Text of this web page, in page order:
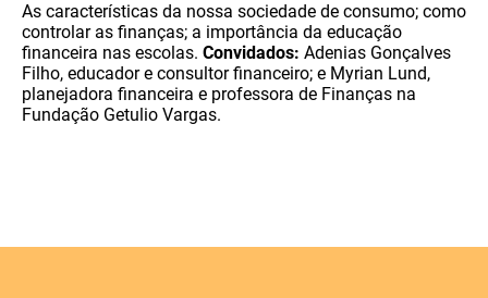
As características da nossa sociedade de consumo; como
controlar as finanças; a importância da educação
financeira nas escolas. Convidados: Adenias Gonçalves
Filho, educador e consultor financeiro; e Myrian Lund,
planejadora financeira e professora de Finanças na
Fundação Getulio Vargas.